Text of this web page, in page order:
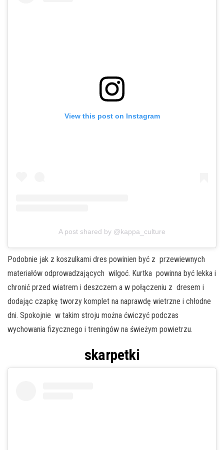
View this post on Instagram
A post shared by @kappa_culture
Podobnie jak z koszulkami dres powinien być z przewiewnych
materiałów odprowadzających wilgoć. Kurtka powinna być lekka i
chronić przed wiatrem i deszczem a w połączeniu z dresem i
dodając czapkę tworzy komplet na naprawdę wietrzne i chłodne
dni. Spokojnie w takim stroju można ćwiczyć podczas
wychowania fizycznego i treningów na świeżym powietrzu.
skarpetki